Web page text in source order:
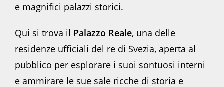
e magnifici palazzi storici.
Qui si trova il Palazzo Reale, una delle
residenze ufficiali del re di Svezia, aperta al
pubblico per esplorare i suoi sontuosi interni
e ammirare le sue sale ricche di storia e